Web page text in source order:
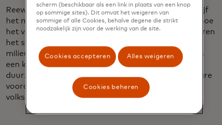
Reewild-oprichter Freddie Lintell zegt dat het bedrijf
het model uitrolt naar andere sites en onderzoekt hoe
het verschillende klanten kan bedienen. "We evolueren
het systeem ook om gezondheid naast
milieustatistieken te integreren," zei hij, "en creëren
een krachtiger, holistischer kader om gezondere,
duurzamere aankoopkeuzes te belonen, met tastbare
voordelen die zowel het individuele welzijn als de
volksgezondheid ondersteunen."
scherm (beschikbaar als een link in plaats van een knop
op sommige sites). Dit omvat het weigeren van
sommige of alle Cookies, behalve degene die strikt
noodzakelijk zijn voor de werking van de site.
Cookies accepteren Alles weigeren
Cookies beheren